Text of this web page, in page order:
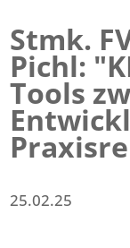
Stmk.
Pichl:
Tools
25.02.25